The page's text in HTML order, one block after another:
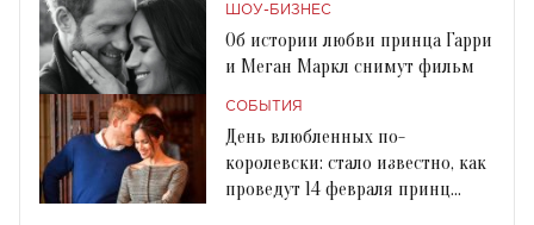
ШОУ-БИЗНЕС
Об истории любви принца Гарри
и Меган Маркл снимут фильм
СОБЫТИЯ
День влюбленных по-
королевски: стало известно, как
проведут 14 февраля принц